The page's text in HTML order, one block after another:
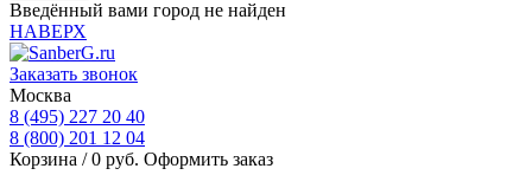
Введённый вами город не найден
НАВЕРХ
Заказать звонок
Москва
8 (495) 227 20 40
8 (800) 201 12 04
Корзина /0 руб. Оформить заказ